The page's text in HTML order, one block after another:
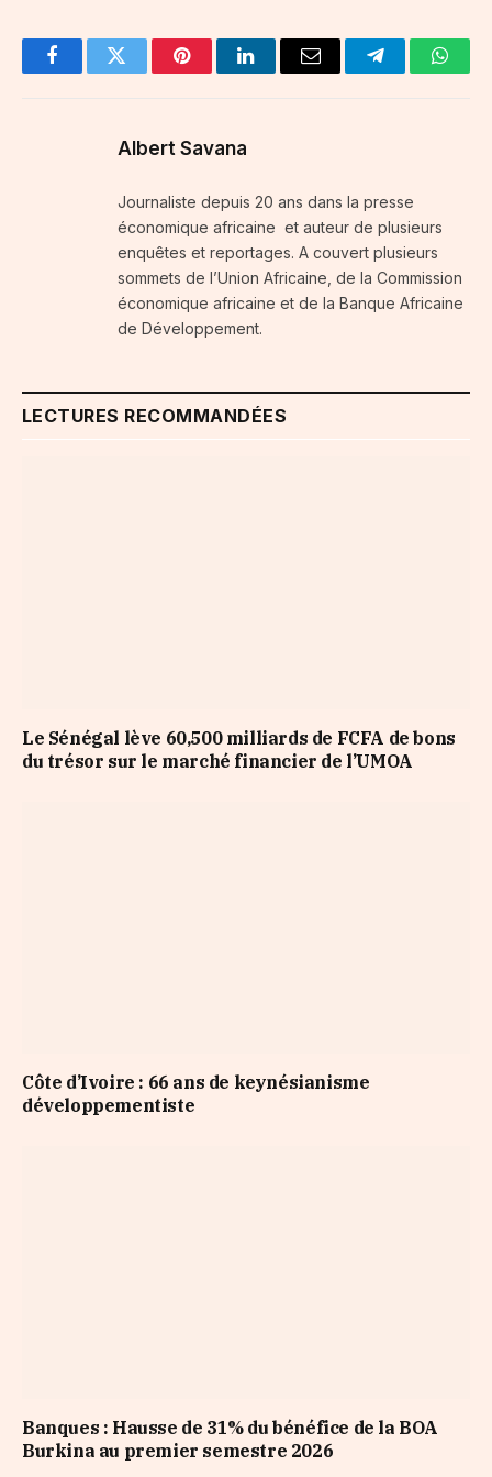
FacebookTwitter PinterestLinkedInEmail Telegram
Albert Savana
Journaliste depuis 20 ans dans la presse
économique africaine et auteur de plusieurs
enquêtes et reportages. A couvert plusieurs
sommets de l’Union Africaine, de la Commission
économique africaine et de la Banque Africaine
de Développement.
LECTURES RECOMMANDÉES
Le Sénégal lève 60,500 milliards de FCFA de bons
du trésor sur le marché financier de l’UMOA
Côte d’Ivoire : 66 ans de keynésianisme
développementiste
Banques : Hausse de 31% du bénéfice de la BOA
Burkina au premier semestre 2026